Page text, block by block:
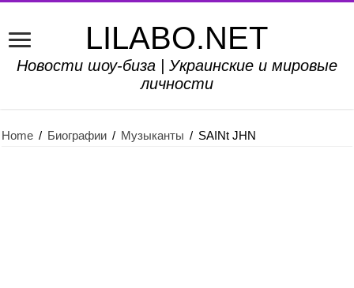
LILABO.NET
Новости шоу-биза | Украинские и мировые
личности
Home / Биографии / Музыканты / SAINt JHN